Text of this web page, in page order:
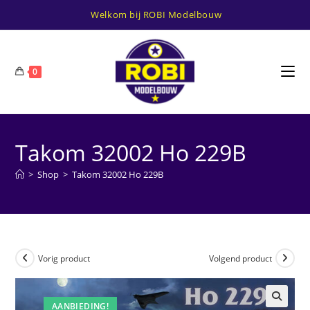
Welkom bij ROBI Modelbouw
0
Takom 32002 Ho 229B
> Shop > Takom 32002 Ho 229B
AANBIEDING!
Vorig product Volgend product